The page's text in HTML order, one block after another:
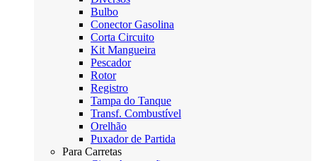
Bulbo
Conector Gasolina
Corta Circuito
Kit Mangueira
Pescador
Rotor
Registro
Tampa do Tanque
Transf. Combustível
Orelhão
Puxador de Partida
Para Carretas